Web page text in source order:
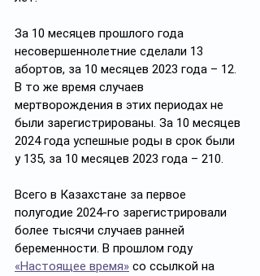
За 10 месяцев прошлого года
несовершеннолетние сделали 13
абортов, за 10 месяцев 2023 года – 12.
В то же время случаев
мертворождения в этих периодах не
были зарегистрированы. За 10 месяцев
2024 года успешные роды в срок были
у 135, за 10 месяцев 2023 года – 210.
Всего в Казахстане за первое
полугодие 2024-го зарегистрировали
более тысячи случаев ранней
беременности. В прошлом году
«Настоящее время» со ссылкой на